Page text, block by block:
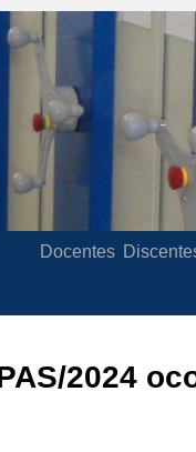
Docentes
2024